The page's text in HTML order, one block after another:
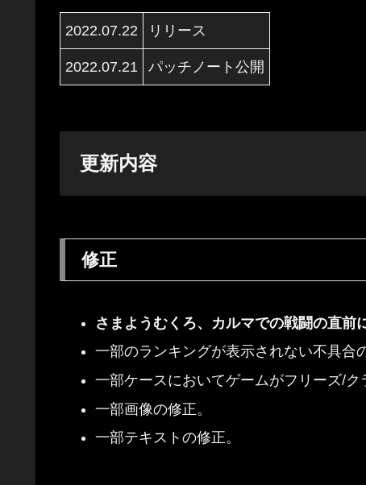
2022.07.22 リリース
2022.07.21 パッチノート公開
更新内容
修正
さまようむくろ、カルマでの戦闘の直
一部のランキングが表示されない不具合
一部ケースにおいてゲームがフリーズ/ク
一部画像の修正。
一部テキストの修正。